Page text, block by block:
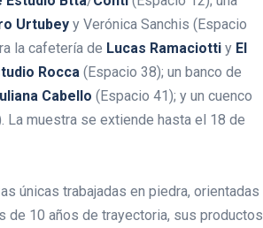
Urtubey y Verónica Sanchis (Espacio
la cafetería de Lucas Ramaciotti y El
Rocca (Espacio 38); un banco de
Cabello (Espacio 41); y un cuenco
La muestra se extiende hasta el 18 de
únicas trabajadas en piedra, orientadas
de 10 años de trayectoria, sus productos